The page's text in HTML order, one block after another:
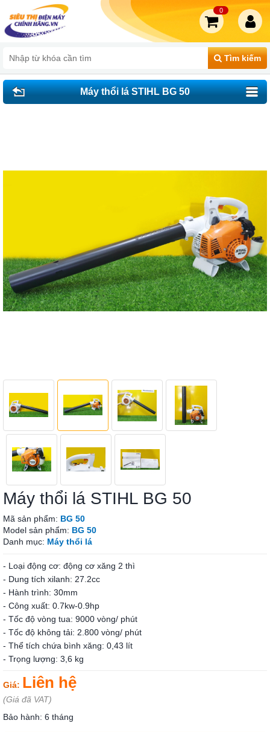
Tìm kiếm
0
Máy thổi lá STIHL BG 50
Máy thổi lá STIHL BG 50
Mã sản phẩm: BG 50
Model sản phẩm: BG 50
Danh mục: Máy thổi lá
- Loại động cơ: động cơ xăng 2 thì
- Dung tích xilanh: 27.2cc
- Hành trình: 30mm
- Công xuất: 0.7kw-0.9hp
- Tốc độ vòng tua: 9000 vòng/ phút
- Tốc độ không tải: 2.800 vòng/ phút
- Thể tích chứa bình xăng: 0,43 lít
- Trọng lượng: 3,6 kg
Giá: Liên hệ
(Giá đã VAT)
Bảo hành: 6 tháng